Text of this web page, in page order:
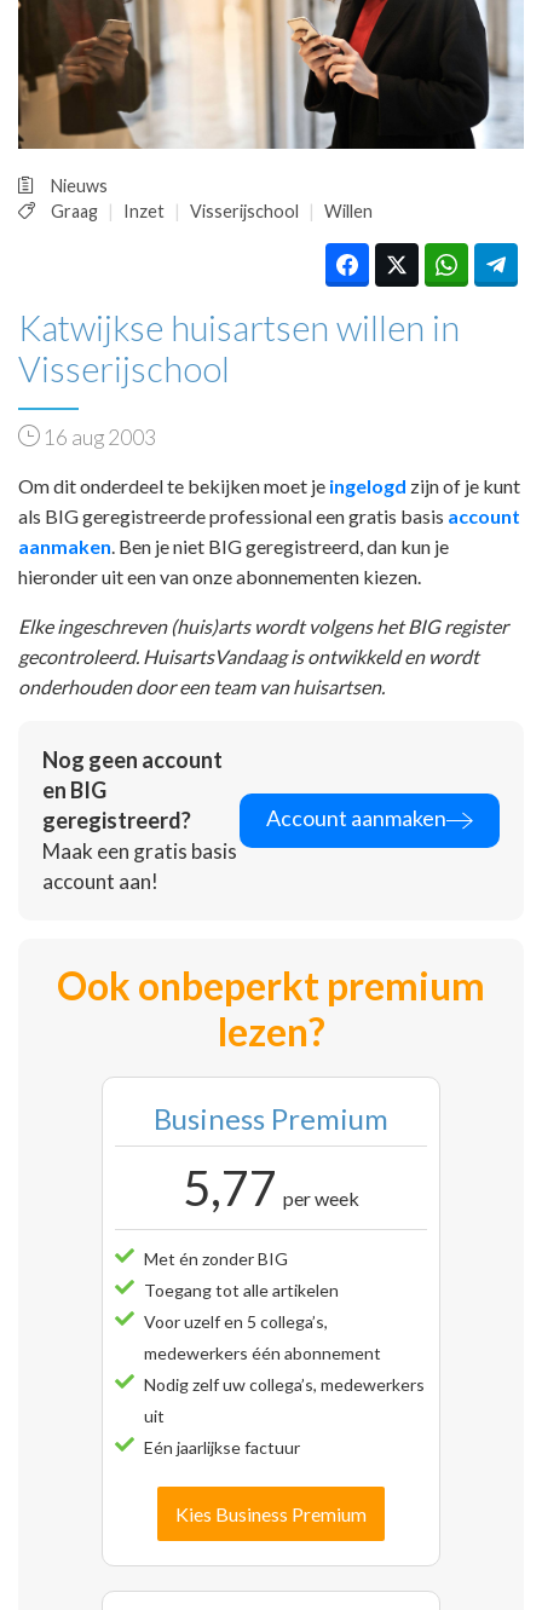
PRAKTIJKZAKEN
TARIEVEN
VPHUISARTSEN
MEDISCHE VAKHANDEL
REGISTRATIE
Nieuws
Graag
Inzet Visserijschool Willen
Katwijkse huisartsen willen in
Visserijschool
16 aug 2003
Om dit onderdeel te bekijken moet je ingelogd zijn of je kunt
als BIG geregistreerde professional een gratis basis account
aanmaken . Ben je niet BIG geregistreerd, dan kun je
hieronder uit een van onze abonnementen kiezen.
Elke ingeschreven (huis)arts wordt volgens het BIG register
gecontroleerd. HuisartsVandaag is ontwikkeld en wordt
onderhouden door een team van huisartsen.
Nog geen account
en BIG
geregistreerd?
Maak een gratis basis
account aan!
Account aanmaken
Ook onbeperkt premium
lezen?
Business Premium
5,77 per week
Met én zonder BIG
Toegang tot alle artikelen
Voor uzelf en 5 collega’s,
medewerkers één abonnement
Nodig zelf uw collega’s, medewerkers
uit
Eén jaarlijkse factuur
Kies Business Premium